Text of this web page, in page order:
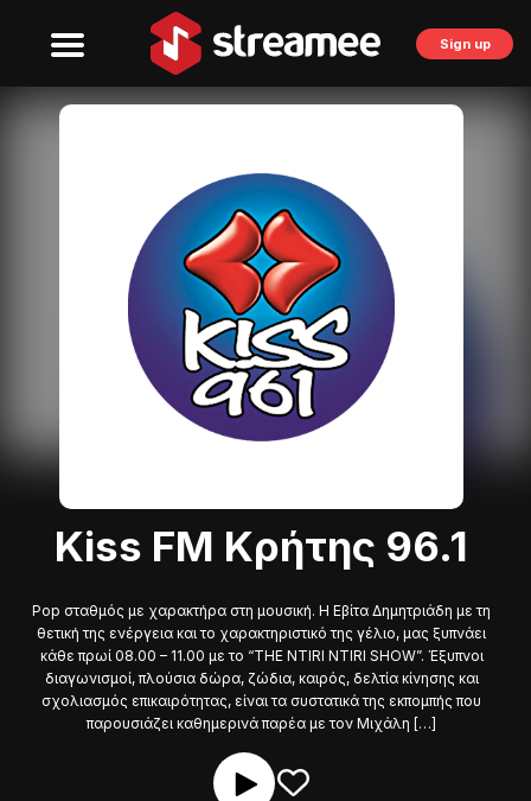
Sign up
Kiss FM Κρήτης 96.1
Pop σταθμός με χαρακτήρα στη μουσική. Η Εβίτα Δημητριάδη με τη
θετική της ενέργεια και το χαρακτηριστικό της γέλιο, μας ξυπνάει
κάθε πρωί 08.00 – 11.00 με το “THE NTIRI NTIRI SHOW”. Έξυπνοι
διαγωνισμοί, πλούσια δώρα, ζώδια, καιρός, δελτία κίνησης και
σχολιασμός επικαιρότητας, είναι τα συστατικά της εκπομπής που
παρουσιάζει καθημερινά παρέα με τον Μιχάλη […]